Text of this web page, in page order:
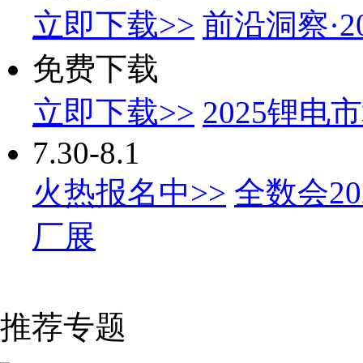
立即下载>> 前沿洞察
免费下载
立即下载>> 2025锂电
7.30-8.1
火热报名中>> 全数会
厂展
推荐专题